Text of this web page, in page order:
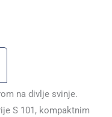
na divlje svinje.
S 101, kompaktnim